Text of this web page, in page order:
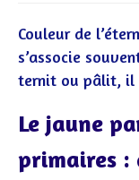
Couleur de
s’associe
ternit ou pâlit, il
Le jaune
primaires :